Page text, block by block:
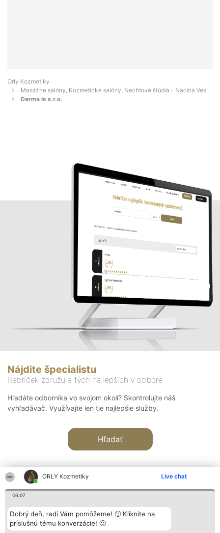
ORLY Kozmetiky Live chat
06:07
Dobrý deň, radi Vám pomôžeme! 🙂 Kliknite na
príslušnú tému konverzácie! 🙂
Orly Kozmetiky
Masážne salóny, Kozmetické salóny, Nechtové štúdiá - Nacina Ves
Derma ls s.r.o.
Nájdite špecialistu
Rebríček združuje tých najlepších v odbore
Hľadáte odborníka vo svojom okolí? Skontrolujte náš
vyhľadávač. Využívajte len tie najlepšie služby.
Hľadať
Organizátor hodnotenia
Bright Side Solutions sp. z o.
o. sp. k.
Hodnotenie
Laureáti
Lista
Kontakt
Kontakt